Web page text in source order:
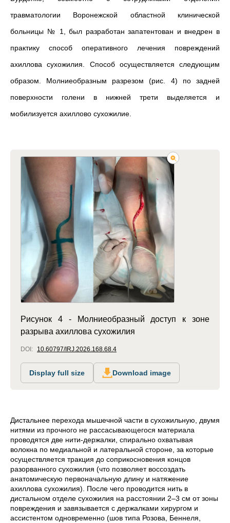
травматологии Воронежской областной клинической
больницы № 1, был разработан запатентован и внедрен в
практику способ оперативного лечения повреждений
ахиллова сухожилия. Способ осуществляется следующим
образом. Молниеобразным разрезом (рис. 4) по задней
поверхности голени в нижней трети выделяется и
мобилизуется ахиллово сухожилие.
Рисунок 4 - Молниеобразный доступ к зоне
разрыва ахиллова сухожилия
DOI: 10.60797/IRJ.2026.168.68.4
Display full size Download image
Дистальнее перехода мышечной части в сухожильную, двумя
нитями из прочного не рассасывающегося материала
проводятся две нити-держалки, спирально охватывая
волокна по медиальной и латеральной стороне, за которые
осуществляется тракция до соприкосновения концов
разорванного сухожилия (что позволяет воссоздать
анатомическую первоначальную длину и натяжение
ахиллова сухожилия). После чего проводится нить в
дистальном отделе сухожилия на расстоянии 2–3 см от зоны
повреждения и завязывается с держалками хирургом и
ассистентом одновременно (шов типа Розова, Беннеля,